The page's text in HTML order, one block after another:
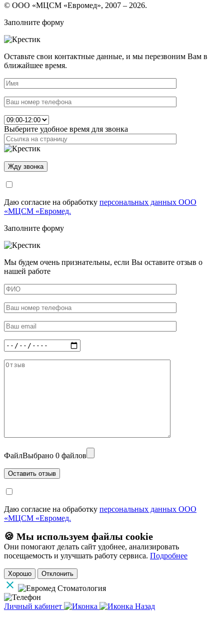
© ООО «МЦСМ «Евромед», 2007 – 2026.
Заполните форму
Оставьте свои контактные данные, и мы перезвоним Вам в
ближайшее время.
Выберите удобное время для звонка
Даю согласие на обработку персональных данных ООО
«МЦСМ «Евромед.
Заполните форму
Мы будем очень признательны, если Вы оставите отзыв о
нашей работе
ФайлВыбрано 0 файлов
Даю согласие на обработку персональных данных ООО
«МЦСМ «Евромед.
🍪 Мы используем файлы cookie
Они помогают делать сайт удобнее, анализировать
посещаемость и улучшать работу сервиса. Подробнее
Хорошо Отклонить
Личный кабинет
Назад